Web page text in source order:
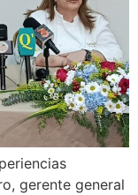
gerente general